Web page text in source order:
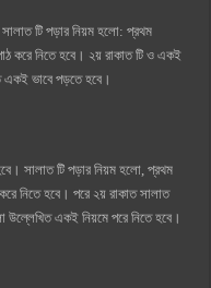
টি পড়ার নিয়ম হলো: প্রথম
করে নিতে হবে। ২য় রাকাত টি ও একই
একই ভাবে পড়তে হবে।
সালাত টি পড়ার নিয়ম হলো, প্রথম
নিতে হবে। পরে ২য় রাকাত সালাত
উল্লেখিত একই নিয়মে পরে নিতে হবে।